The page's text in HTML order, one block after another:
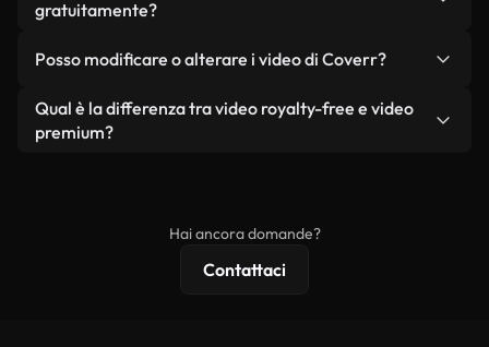
gradito.
in video monetizzati su YouTube, promozioni sui
condizione che non si rivendano o ridistribuiscano
gratuitamente?
reali o generati dall'intelligenza artificiale, include
filigrane. Avrai a disposizione filmati puliti e pronti
all'uso.
Posso modificare o alterare i video di Coverr?
Sì. Siete liberi di tagliare, ritagliare o remixare i
nostri video. Assicuratevi solo che il prodotto
Qual è la differenza tra video royalty-free e video
premium?
Hai ancora domande?
Contattaci